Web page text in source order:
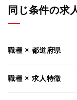
同じ条件の求
職種 × 都道府県
職種 × 求人特徴